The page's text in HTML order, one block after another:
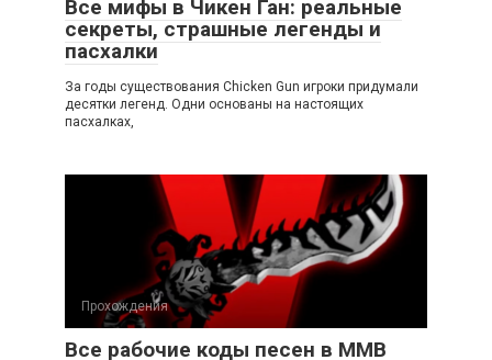
Все мифы в Чикен Ган: реальные
секреты, страшные легенды и
пасхалки
За годы существования Chicken Gun игроки придумали
десятки легенд. Одни основаны на настоящих
пасхалках,
Прохождения
Все рабочие коды песен в ММВ